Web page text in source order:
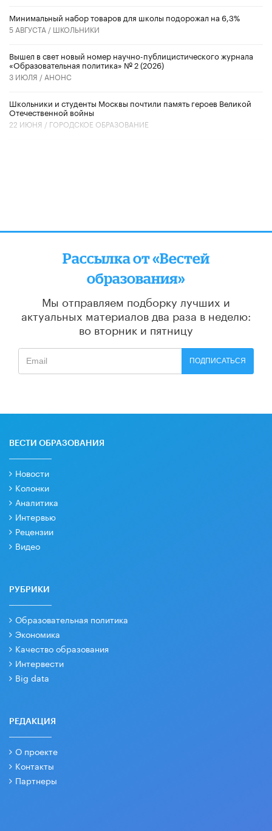
Минимальный набор товаров для школы подорожал на 6,3%
5 АВГУСТА / ШКОЛЬНИКИ
Вышел в свет новый номер научно-публицистического журнала
«Образовательная политика» № 2 (2026)
3 ИЮЛЯ / АНОНС
Школьники и студенты Москвы почтили память героев Великой
Отечественной войны
22 ИЮНЯ / ГОРОДСКОЕ ОБРАЗОВАНИЕ
Рассылка от «Вестей
образования»
Мы отправляем подборку лучших и
актуальных материалов два раза в неделю:
во вторник и пятницу
ПОДПИСАТЬСЯ
ВЕСТИ ОБРАЗОВАНИЯ
Новости
Колонки
Аналитика
Интервью
Рецензии
Видео
РУБРИКИ
Образовательная политика
Экономика
Качество образования
Интервести
Big data
РЕДАКЦИЯ
О проекте
Контакты
Партнеры